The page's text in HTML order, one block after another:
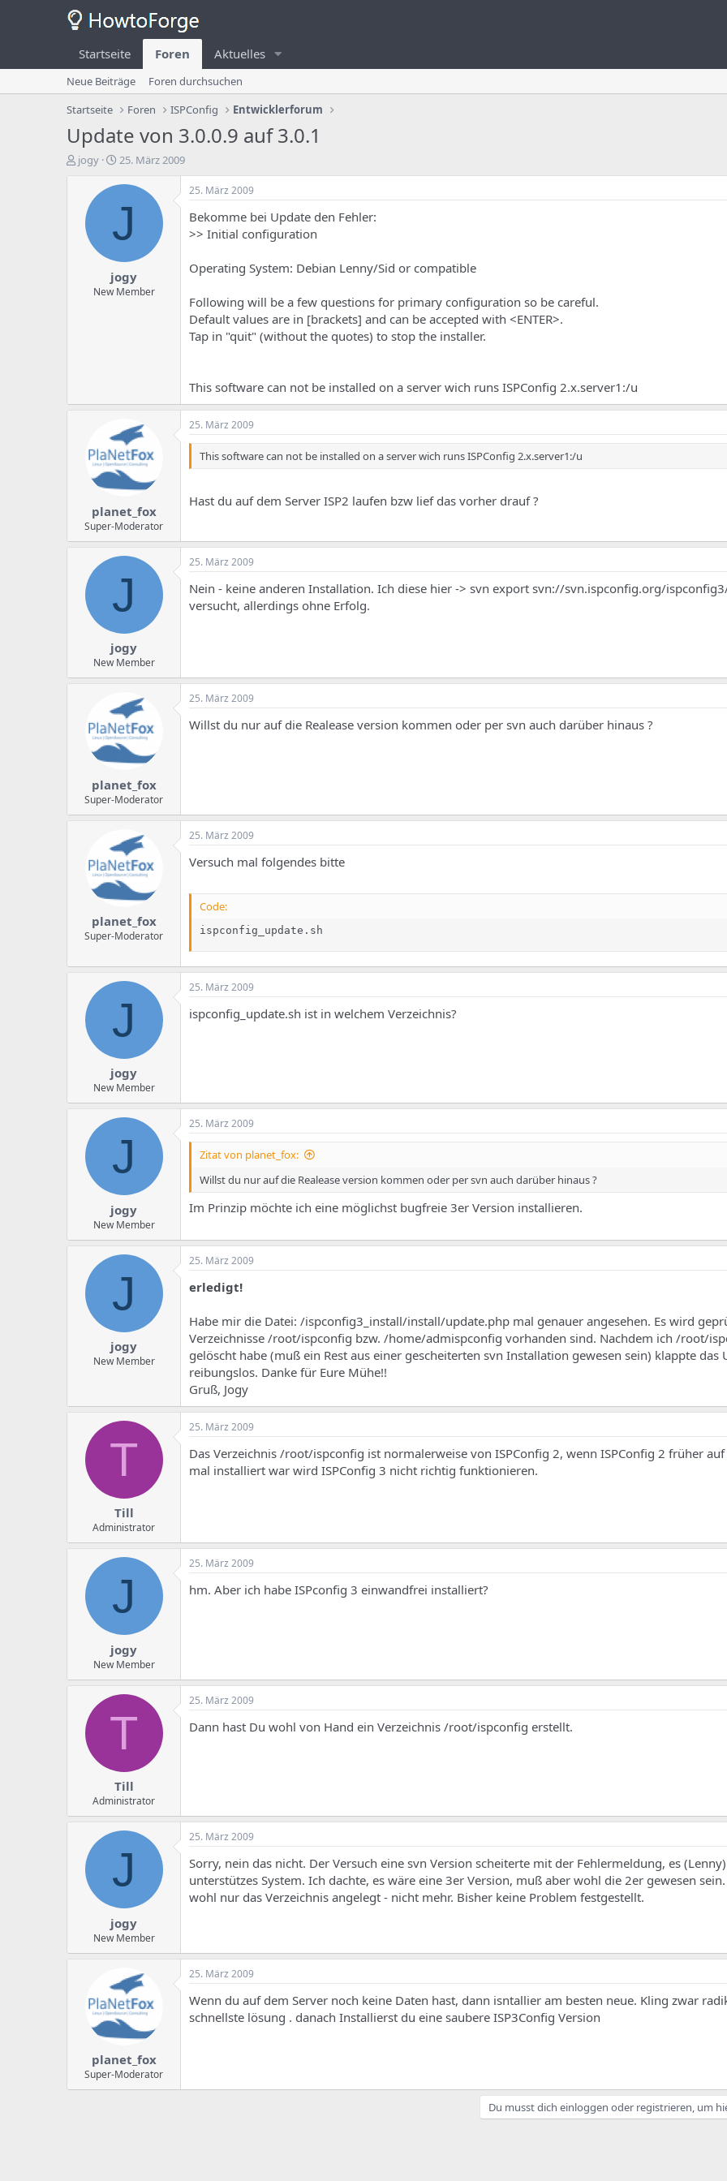
Startseite Foren Aktuelles
Neue Beiträge
Foren durchsuchen
Startseite
Foren ISPConfig Entwicklerforum
Update von 3.0.0.9 auf 3.0.1
E
s
jogy
E
s
l
u
n
g
25. März 2009
J
jogy
New Member
25. März 2009
Bekomme bei Update den Fehler:
>> Initial configuration
Operating System: Debian Lenny/Sid or compatible
Following will be a few questions for primary configuration so be careful.
Default values are in [brackets] and can be accepted with <ENTER>.
Tap in "quit" (without the quotes) to stop the installer.
This software can not be installed on a server wich runs ISPConfig 2.x.server1:/u
planet_fox
Super-Moderator
25. März 2009
This software can not be installed on a server wich runs ISPConfig 2.x.server1:/u
Hast du auf dem Server ISP2 laufen bzw lief das vorher drauf ?
J
jogy
New Member
25. März 2009
Nein - keine anderen Installation. Ich diese hier -> svn export svn://svn.ispconfig.org/
versucht, allerdings ohne Erfolg.
planet_fox
Super-Moderator
25. März 2009
Willst du nur auf die Realease version kommen oder per svn auch darüber hinaus ?
planet_fox
Super-Moderator
25. März 2009
Versuch mal folgendes bitte
Code:
ispconfig_update.sh
J
jogy
New Member
25. März 2009
ispconfig_update.sh ist in welchem Verzeichnis?
J
jogy
New Member
25. März 2009
Zitat von planet_fox:
Willst du nur auf die Realease version kommen oder per svn auch darüber hinaus ?
Im Prinzip möchte ich eine möglichst bugfreie 3er Version installieren.
J
jogy
New Member
25. März 2009
erledigt!
Habe mir die Datei: /ispconfig3_install/install/update.php mal genauer angesehen. Es wird
Verzeichnisse /root/ispconfig bzw. /home/admispconfig vorhanden sind. Nachdem ich /root/
gelöscht habe (muß ein Rest aus einer gescheiterten svn Installation gewesen sein) klappte das
reibungslos. Danke für Eure Mühe!!
Gruß, Jogy
T
Till
Administrator
25. März 2009
Das Verzeichnis /root/ispconfig ist normalerweise von ISPConfig 2, wenn ISPConfig 2 früher
mal installiert war wird ISPConfig 3 nicht richtig funktionieren.
J
jogy
New Member
25. März 2009
hm. Aber ich habe ISPconfig 3 einwandfrei installiert?
T
Till
Administrator
25. März 2009
Dann hast Du wohl von Hand ein Verzeichnis /root/ispconfig erstellt.
J
jogy
New Member
25. März 2009
Sorry, nein das nicht. Der Versuch eine svn Version scheiterte mit der Fehlermeldung, es
unterstützes System. Ich dachte, es wäre eine 3er Version, muß aber wohl die 2er gewesen
wohl nur das Verzeichnis angelegt - nicht mehr. Bisher keine Problem festgestellt.
planet_fox
Super-Moderator
25. März 2009
Wenn du auf dem Server noch keine Daten hast, dann isntallier am besten neue. Kling zwar
schnellste lösung . danach Installierst du eine saubere ISP3Config Version
Du musst dich einloggen oder registrieren, um